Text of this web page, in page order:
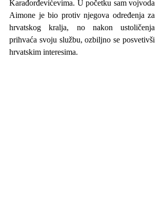
Karađorđevićevima. U početku sam vojvoda
Aimone je bio protiv njegova određenja za
hrvatskog kralja, no nakon ustoličenja
prihvaća svoju službu, ozbiljno se posvetivši
hrvatskim interesima.